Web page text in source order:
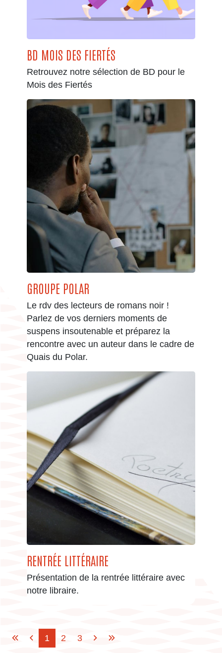
BD MOIS DES FIERTÉS
Retrouvez notre sélection de BD pour le
Mois des Fiertés
GROUPE POLAR
Le rdv des lecteurs de romans noir !
Parlez de vos derniers moments de
suspens insoutenable et préparez la
rencontre avec un auteur dans le cadre de
Quais du Polar.
RENTRÉE LITTÉRAIRE
Présentation de la rentrée littéraire avec
notre libraire.
1 2 3